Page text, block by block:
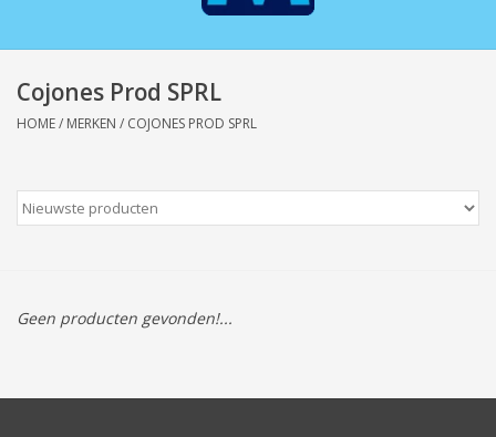
Wonen/koken/huishouden
Wenskaarten
Tassen/Portemonnee
Boeken
Cojones Prod SPRL
HOME/ MERKEN / COJONES PROD SPRL
Geen producten gevonden!...